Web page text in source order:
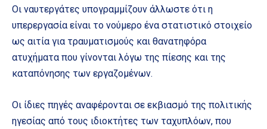
Οι ναυτεργάτες υπογραμμίζουν άλλωστε ότι η
υπερεργασία είναι το νούμερο ένα στατιστικό στοιχείο
ως αιτία για τραυματισμούς και θανατηφόρα
ατυχήματα που γίνονται λόγω της πίεσης και της
καταπόνησης των εργαζομένων.
Οι ίδιες πηγές αναφέρονται σε εκβιασμό της πολιτικής
ηγεσίας από τους ιδιοκτήτες των ταχυπλόων, που